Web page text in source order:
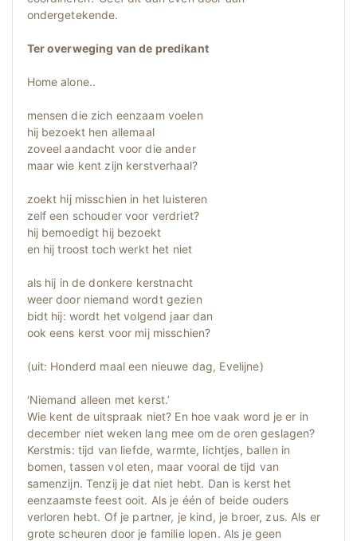
ondergetekende.
Ter overweging van de predikant
Home alone..
mensen die zich eenzaam voelen
hij bezoekt hen allemaal
zoveel aandacht voor die ander
maar wie kent zijn kerstverhaal?
zoekt hij misschien in het luisteren
zelf een schouder voor verdriet?
hij bemoedigt hij bezoekt
en hij troost toch werkt het niet
als hij in de donkere kerstnacht
weer door niemand wordt gezien
bidt hij: wordt het volgend jaar dan
ook eens kerst voor mij misschien?
(uit: Honderd maal een nieuwe dag, Evelijne)
'Niemand alleen met kerst.’
Wie kent de uitspraak niet? En hoe vaak word je er in
december niet weken lang mee om de oren geslagen?
Kerstmis: tijd van liefde, warmte, lichtjes, ballen in
bomen, tassen vol eten, maar vooral de tijd van
samenzijn. Tenzij je dat niet hebt. Dan is kerst het
eenzaamste feest ooit. Als je één of beide ouders
verloren hebt. Of je partner, je kind, je broer, zus. Als er
grote scheuren door je familie lopen. Als je geen